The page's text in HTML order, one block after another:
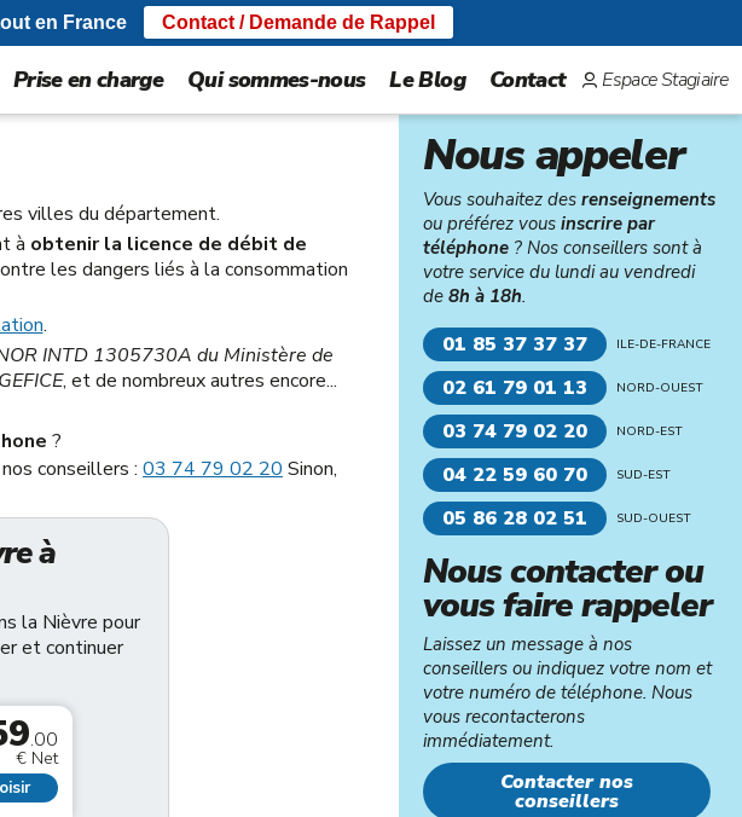
Prise en charge Qui sommes-nous Le Blog Contact Espace Stagiaire
villes du département.
à obtenir la licence de débit de
les dangers liés à la consommation
.
INTD 1305730A du Ministère de
, et de nombreux autres encore...
?
conseillers :03 74 79 02 20 Sinon,
à
la Nièvre pour
et continuer
.00
€ Net
Nous appeler
Vous souhaitez desrenseignements
ou préférez vousinscrire par
téléphone ? Nos conseillers sont à
votre service du lundi au vendredi
de8h à 18h.
01 85 37 37 37 ILE-DE-FRANCE
02 61 79 01 13 NORD-OUEST
03 74 79 02 20 NORD-EST
04 22 59 60 70 SUD-EST
05 86 28 02 51 SUD-OUEST
Nous contacter ou
vous faire rappeler
Laissez un message à nos
conseillers ou indiquez votre nom et
votre numéro de téléphone. Nous
vous recontacterons
immédiatement.
Contacter nos
conseillers
en France Contact / Demande de Rappel